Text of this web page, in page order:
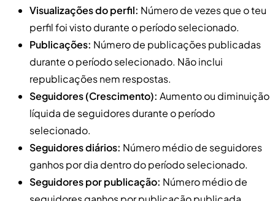
Visualizações do perfil: Número de vezes que o teu
perfil foi visto durante o período selecionado.
Publicações: Número de publicações publicadas
durante o período selecionado. Não inclui
republicações nem respostas.
Seguidores (Crescimento): Aumento ou diminuição
líquida de seguidores durante o período
selecionado.
Seguidores diários: Número médio de seguidores
ganhos por dia dentro do período selecionado.
Seguidores por publicação: Número médio de